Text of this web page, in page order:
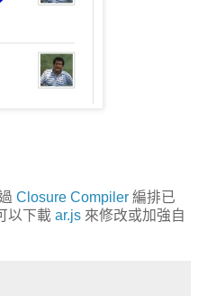
Closure Compiler 編排已
以下載 ar.js 來修改或加強自